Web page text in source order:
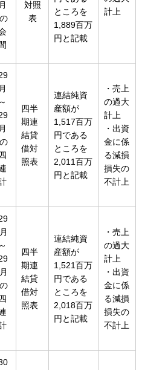
対照
表
ところを
1,889百万
円と記載
計上
四半
期連
結貸
借対
照表
連結純資
産額が
1,517百万
円である
ところを
2,011百万
円と記載
・売上
の過大
計上
・出資
金に係
る減損
損失の
不計上
四半
期連
結貸
借対
照表
連結純資
産額が
1,521百万
円である
ところを
2,018百万
円と記載
・売上
の過大
計上
・出資
金に係
る減損
損失の
不計上